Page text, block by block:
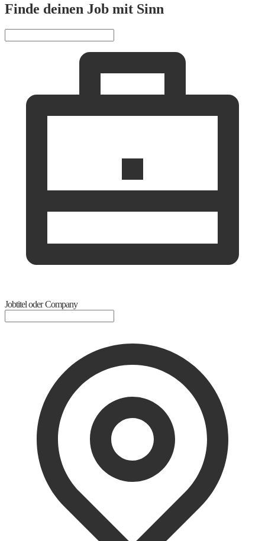
Finde deinen Job mit Sinn
Jobtitel oder Company